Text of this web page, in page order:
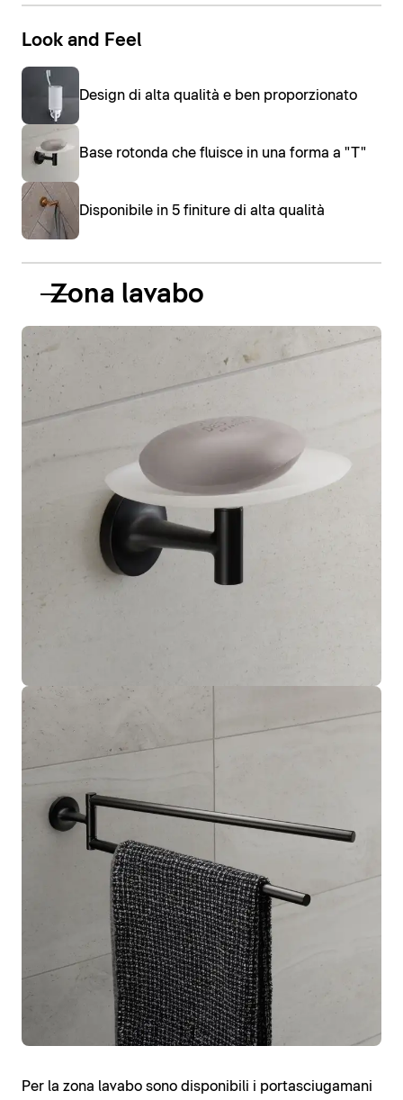
Look and Feel
Design di alta qualità e ben proporzionato
Base rotonda che fluisce in una forma a "T"
Disponibile in 5 finiture di alta qualità
Zona lavabo
Per la zona lavabo sono disponibili i portasciugamani